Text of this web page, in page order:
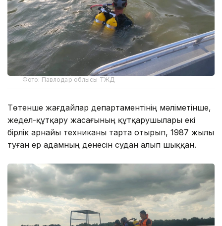
Фото: Павлодар облысы ТЖД
Төтенше жағдайлар департаментінің мәліметінше,
жедел-құтқару жасағының құтқарушылары екі
бірлік арнайы техниканы тарта отырып, 1987 жылы
туған ер адамның денесін судан алып шыққан.